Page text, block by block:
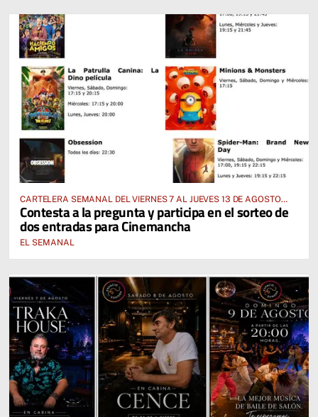
CARTELERA SEMANAL DEL VIERNES 7 AL JUEVES 13 DE AGOSTO
2026
Contesta a la pregunta y participa en el sorteo de
dos entradas para Cinemancha
EL SEMANAL